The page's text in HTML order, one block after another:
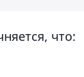
что: